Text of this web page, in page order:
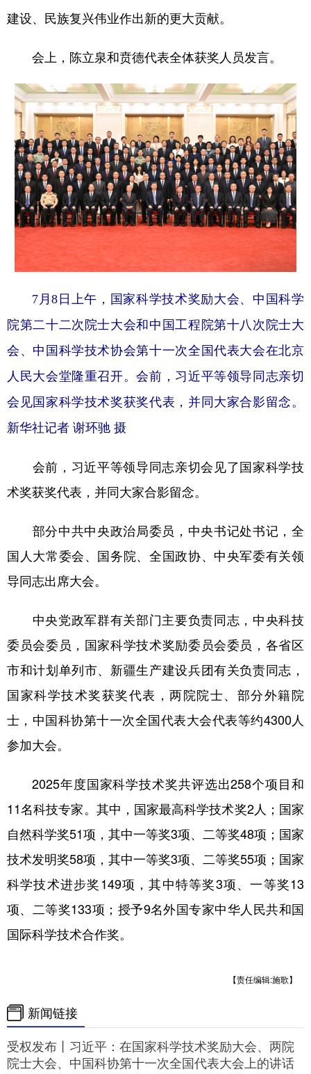
建设、民族复兴伟业作出新的更大贡献。
会上，陈立泉和贲德代表全体获奖人员发言。
7月8日上午，国家科学技术奖励大会、中国科学
院第二十二次院士大会和中国工程院第十八次院士大
会、中国科学技术协会第十一次全国代表大会在北京
人民大会堂隆重召开。会前，习近平等领导同志亲切
会见国家科学技术奖获奖代表，并同大家合影留念。
新华社记者 谢环驰 摄
会前，习近平等领导同志亲切会见了国家科学技
术奖获奖代表，并同大家合影留念。
部分中共中央政治局委员，中央书记处书记，全
国人大常委会、国务院、全国政协、中央军委有关领
导同志出席大会。
中央党政军群有关部门主要负责同志，中央科技
委员会委员，国家科学技术奖励委员会委员，各省区
市和计划单列市、新疆生产建设兵团有关负责同志，
国家科学技术奖获奖代表，两院院士、部分外籍院
士，中国科协第十一次全国代表大会代表等约4300人
参加大会。
2025年度国家科学技术奖共评选出258个项目和
11名科技专家。其中，国家最高科学技术奖2人；国家
自然科学奖51项，其中一等奖3项、二等奖48项；国家
技术发明奖58项，其中一等奖3项、二等奖55项；国家
科学技术进步奖149项，其中特等奖3项、一等奖13
项、二等奖133项；授予9名外国专家中华人民共和国
国际科学技术合作奖。
【责任编辑:施歌】
新闻链接
受权发布丨习近平：在国家科学技术奖励大会、两院
院士大会、中国科协第十一次全国代表大会上的讲话